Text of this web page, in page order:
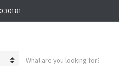
30181